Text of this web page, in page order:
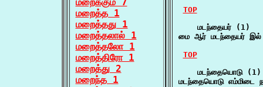
மறைத்த 1
மறைத்தது 1
மறைத்தலால் 1
மறைத்தலோ 1
மறைத்திரோ 1
மறைத்து 2
மறைந்த 1
TOP
    மடந்தையர் (1)
மை ஆர் மடந்தையர் இல்
TOP
    மடந்தையொடு (1)
மடந்தையொடு எம்மிடை